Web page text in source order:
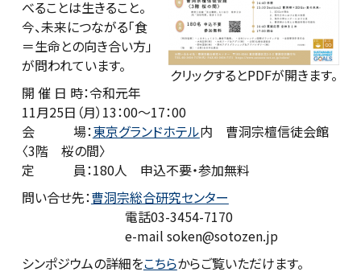
クリックするとPDFが開きます。
べることは生きること。
今、未来につながる「食
＝生命との向き合い方」
が問われています。
開 催 日 時：令和元年
11月25日（月）13：00～17：00
会 場：東京グランドホテル内 曹洞宗檀信徒会館
〈3階 桜の間〉
定 員：180人 申込不要・参加無料
問い合せ先：曹洞宗総合研究センター
電話03-3454-7170
e-mail soken@sotozen.jp
シンポジウムの詳細をこちらからご覧いただけます。